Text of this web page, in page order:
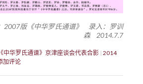
2007版《中华罗氏通谱》 录入：罗训
森 2014.7.7
中华罗氏通谱》京津座谈会代表合影 2014
加评论